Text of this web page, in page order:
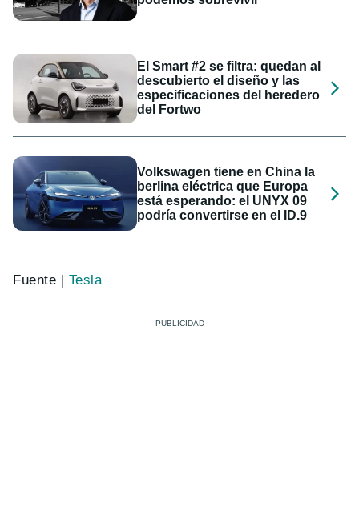
El Smart #2 se filtra: quedan al
descubierto el diseño y las
especificaciones del heredero
del Fortwo
Volkswagen tiene en China la
berlina eléctrica que Europa
está esperando: el UNYX 09
podría convertirse en el ID.9
Fuente | Tesla